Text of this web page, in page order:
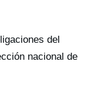
del
nacional de